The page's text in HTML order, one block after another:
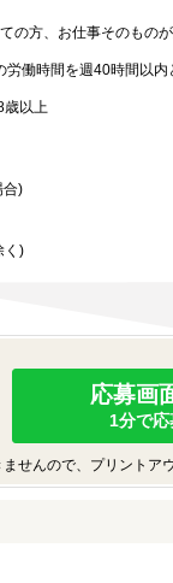
の方、お仕事そのもの
働時間を週40時間以
歳以上
合)
く)
応募画
1分で
せんので、プリントア